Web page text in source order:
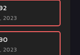
2023
2023